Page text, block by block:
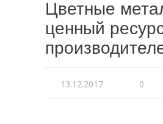
Цветные
ценный
13.12.2017 0